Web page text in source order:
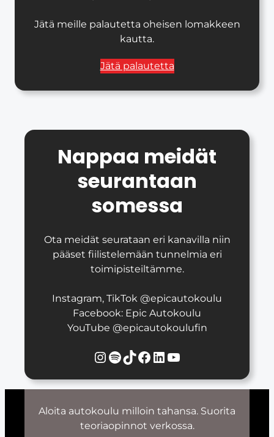
Jätä meille palautetta oheisen lomakkeen
kautta.
Jätä palautetta
Nappaa meidät
seurantaan
somessa
Ota meidät seurataan eri kanavilla niin
pääset fiilistelemään tunnelmia eri
toimipisteiltämme.
Instagram, TikTok @epicautokoulu
Facebook: Epic Autokoulu
YouTube @epicautokoulufin
Instagram
Spotify
TikTok
Facebook
LinkedIn
YouTube
Aloita autokoulu milloin tahansa. Suorita
teoriaopinnot verkossa.